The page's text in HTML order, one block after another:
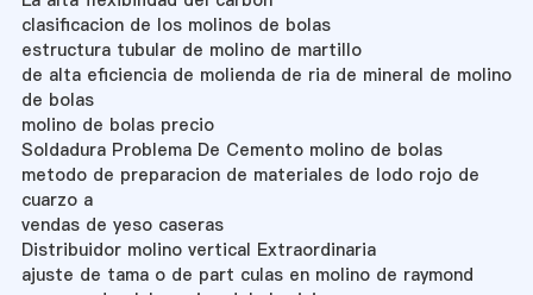
clasificacion de los molinos de bolas
estructura tubular de molino de martillo
de alta eficiencia de molienda de ria de mineral de molino
de bolas
molino de bolas precio
Soldadura Problema De Cemento molino de bolas
metodo de preparacion de materiales de lodo rojo de
cuarzo a
vendas de yeso caseras
Distribuidor molino vertical Extraordinaria
ajuste de tama o de part culas en molino de raymond